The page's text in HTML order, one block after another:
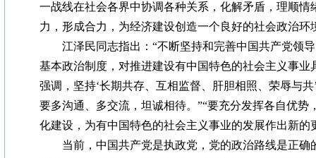
一战线在社会各界中协调各种关系，化解矛盾，理顺情
力，形成合力，为经济建设创造一个良好的社会政治环
江泽民同志指出：“不断坚持和完善中国共产党领导
基本政治制度，对推进建设有中国特色的社会主义事业
强调，坚持‘长期共存、互相监督、肝胆相照、荣辱与
要多沟通、多交流，坦诚相待。”“要充分发挥各自优势
化建设，为有中国特色的社会主义事业的发展作出新的
当前，中国共产党是执政党，党的政治路线是正确